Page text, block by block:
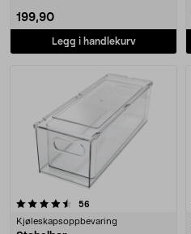
199,90
Legg i handlekurv
56
Kjøleskapsoppbevaring
4.5 av 5 stjerner